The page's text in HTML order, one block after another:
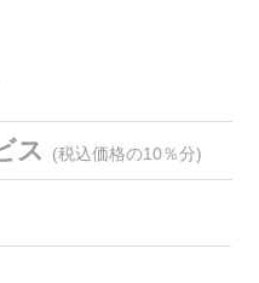
ス (税込価格の10％分)